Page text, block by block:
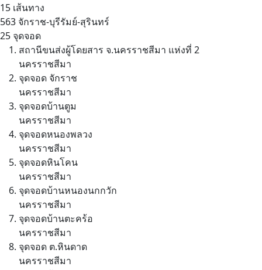
15 เส้นทาง
563 จักราช-บุรีรัมย์-สุรินทร์
25 จุดจอด
สถานีขนส่งผู้โดยสาร จ.นครราชสีมา แห่งที่ 2
นครราชสีมา
จุดจอด จักราช
นครราชสีมา
จุดจอดบ้านตูม
นครราชสีมา
จุดจอดหนองพลวง
นครราชสีมา
จุดจอดหินโคน
นครราชสีมา
จุดจอดบ้านหนองนกกวัก
นครราชสีมา
จุดจอดบ้านตะคร้อ
นครราชสีมา
จุดจอด ต.หินดาด
นครราชสีมา